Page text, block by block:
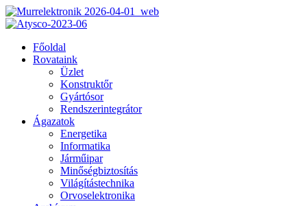
Főoldal
Rovataink
Üzlet
Konstruktőr
Gyártósor
Rendszerintegrátor
Ágazatok
Energetika
Informatika
Járműipar
Minőségbiztosítás
Világítástechnika
Orvoselektronika